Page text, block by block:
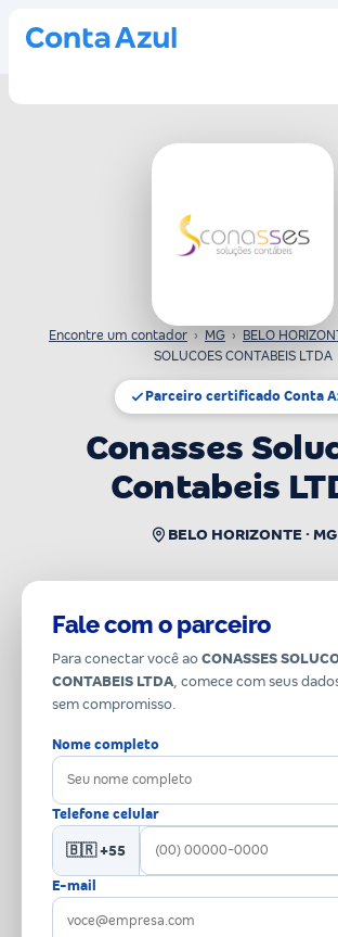
Encontre um contador › MG › BELO
SOLUCOES CONTABEIS LTDA
Parceiro certificado Conta
Conasses
Contabeis
BELO HORIZONTE · MG
Fale com o parceiro
Para conectar você ao CONASSES
CONTABEIS LTDA, comece com seus
sem compromisso.
Nome completo
Telefone celular
🇧🇷 +55
E-mail